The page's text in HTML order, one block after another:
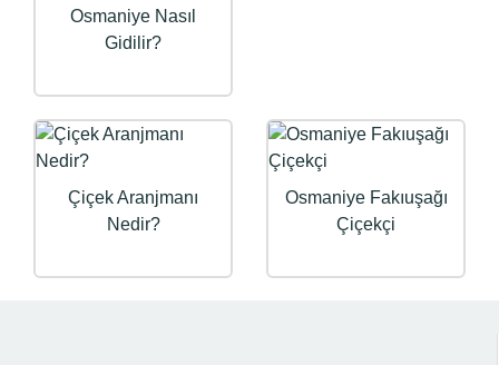
Osmaniye Nasıl
Gidilir?
Çiçek Aranjmanı
Nedir?
Osmaniye Fakıuşağı
Çiçekçi